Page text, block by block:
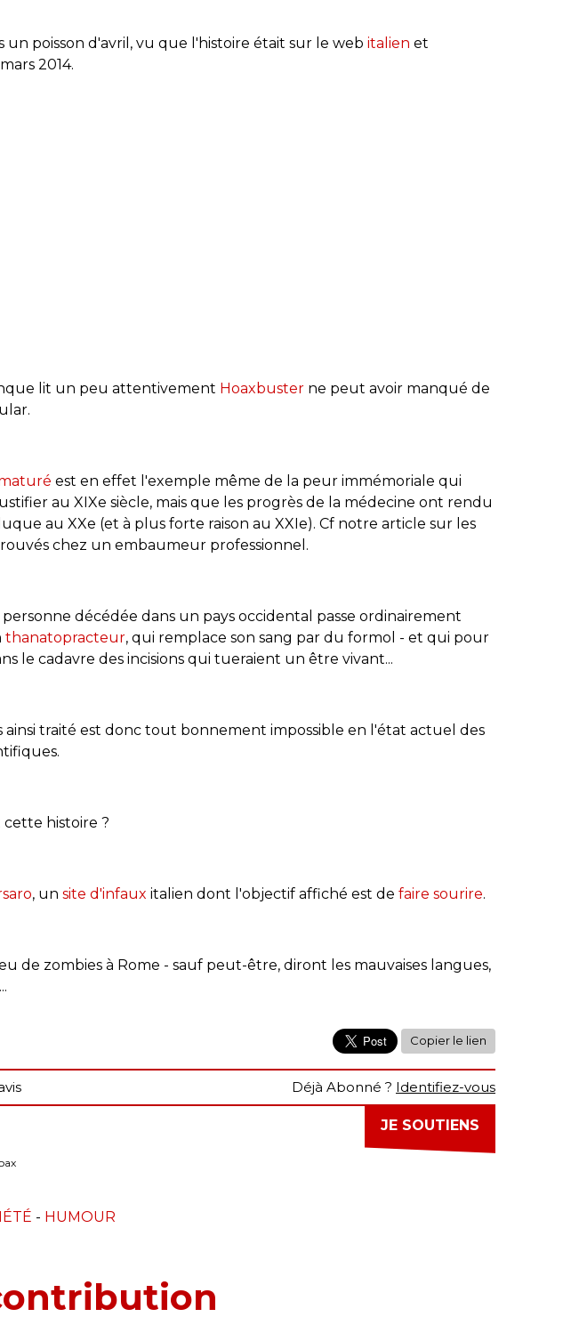
un poisson d'avril, vu que l'histoire était sur le web italien et
2014.
lit un peu attentivement Hoaxbuster ne peut avoir manqué de
est en effet l'exemple même de la peur immémoriale qui
au XIXe siècle, mais que les progrès de la médecine ont rendu
au XXe (et à plus forte raison au XXIe). Cf notre article sur les
chez un embaumeur professionnel.
décédée dans un pays occidental passe ordinairement
thanatopracteur, qui remplace son sang par du formol - et qui pour
le cadavre des incisions qui tueraient un être vivant...
ainsi traité est donc tout bonnement impossible en l'état actuel des
cette histoire ?
, un site d'infaux italien dont l'objectif affiché est de faire sourire.
de zombies à Rome - sauf peut-être, diront les mauvaises langues,
...
Copier le lien
Déjà Abonné ? Identifiez-vous
JE SOUTIENS
- HUMOUR